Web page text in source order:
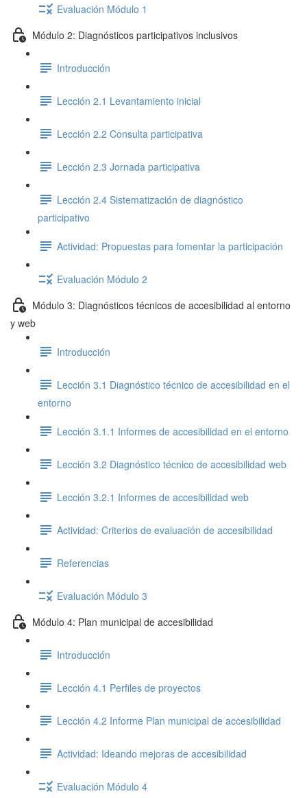
Evaluación Módulo 1
Módulo 2: Diagnósticos participativos inclusivos
Introducción
Lección 2.1 Levantamiento inicial
Lección 2.2 Consulta participativa
Lección 2.3 Jornada participativa
Lección 2.4 Sistematización de diagnóstico
participativo
Actividad: Propuestas para fomentar la participación
Evaluación Módulo 2
Módulo 3: Diagnósticos técnicos de accesibilidad al entorno
y web
Introducción
Lección 3.1 Diagnóstico técnico de accesibilidad en el
entorno
Lección 3.1.1 Informes de accesibilidad en el entorno
Lección 3.2 Diagnóstico técnico de accesibilidad web
Lección 3.2.1 Informes de accesibilidad web
Actividad: Criterios de evaluación de accesibilidad
Referencias
Evaluación Módulo 3
Módulo 4: Plan municipal de accesibilidad
Introducción
Lección 4.1 Perfiles de proyectos
Lección 4.2 Informe Plan municipal de accesibilidad
Actividad: Ideando mejoras de accesibilidad
Evaluación Módulo 4